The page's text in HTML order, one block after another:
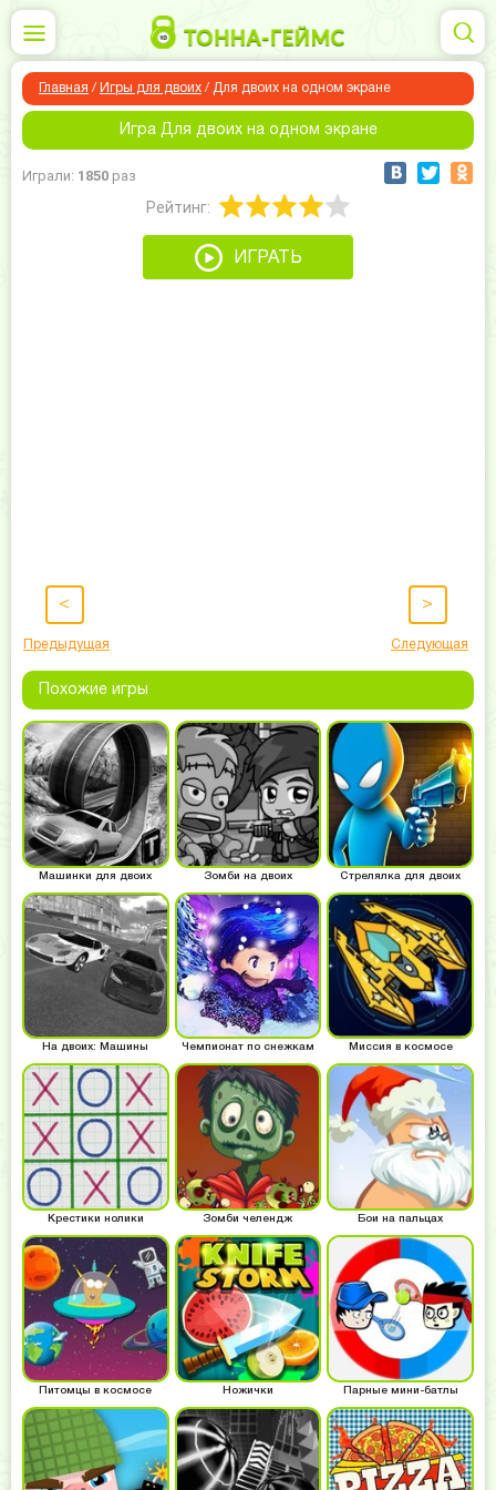
Главная / Игры для двоих / Для двоих на одном экране
Игра Для двоих на одном экране
Играли: 1850 раз
Рейтинг:
ИГРАТЬ
<
Предыдущая
>
Следующая
Похожие игры
Машинки для двоих Зомби на двоих Стрелялка для двоих
На двоих: Машины Чемпионат по снежкам Миссия в космосе
Крестики нолики Зомби челендж Бои на пальцах
Питомцы в космосе Ножички Парные мини-батлы